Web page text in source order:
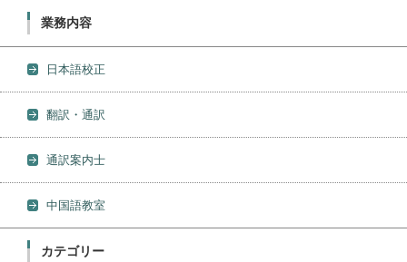
業務内容
日本語校正
翻訳・通訳
通訳案内士
中国語教室
カテゴリー